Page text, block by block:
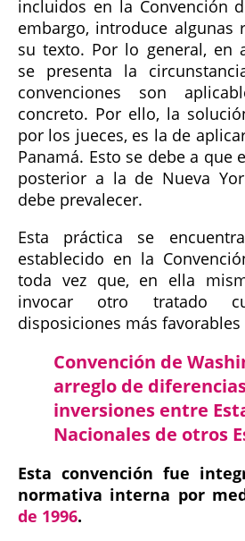
incluidos en la Convención
embargo, introduce algunas
su texto. Por lo general, en
se presenta la
convenciones son
concreto. Por ello, la
por los jueces, es la de
Panamá. Esto se debe a que
posterior a la de Nueva
debe prevalecer.
Esta práctica se
establecido en la
toda vez que, en ella
invocar otro tratado
disposiciones más favorables
Convención de
arreglo de
inversiones entre
Nacionales de otros
Esta convención fue
normativa interna por
de 1996.